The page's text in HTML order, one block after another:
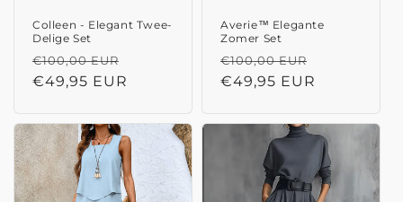
Colleen - Elegant Twee-
Delige Set
Normale
prijs
€100,00 EUR
Aanbiedingsprijs
€49,95 EUR
Averie™ Elegante
Zomer Set
Normale
prijs
€100,00 EUR
€49,95 EUR